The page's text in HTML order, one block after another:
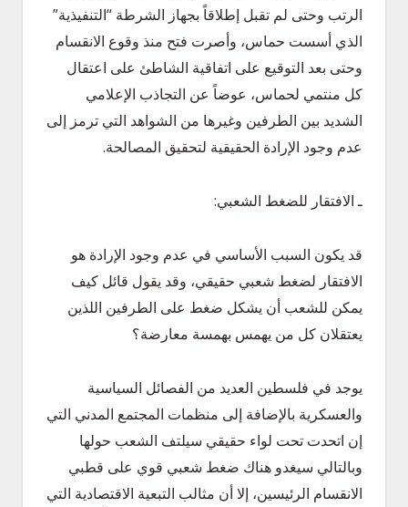
الرتب وحتى لم تقبل إطلاقاً بجهاز الشرطة “التنفيذية”
الذي أسست حماس، وأصرت فتح منذ وقوع الانقسام
وحتى بعد التوقيع على اتفاقية الشاطئ على اعتقال
كل منتمي لحماس، عوضاً عن التجاذب الإعلامي
الشديد بين الطرفين وغيرها من الشواهد التي ترمز إلى
عدم وجود الإرادة الحقيقية لتحقيق المصالحة.
ـ الافتقار للضغط الشعبي:
قد يكون السبب الأساسي في عدم وجود الإرادة هو
الافتقار لضغط شعبي حقيقي، وقد يقول قائل كيف
يمكن للشعب أن يشكل ضغط على الطرفين اللذين
يعتقلان كل من يهمس بهمسة معارضة؟
يوجد في فلسطين العديد من الفصائل السياسية
والعسكرية بالإضافة إلى منظمات المجتمع المدني التي
إن اتحدت تحت لواء حقيقي سيلتف الشعب حولها
وبالتالي سيغدو هناك ضغط شعبي قوي على قطبي
الانقسام الرئيسين، إلا أن مثالب التبعية الاقتصادية التي